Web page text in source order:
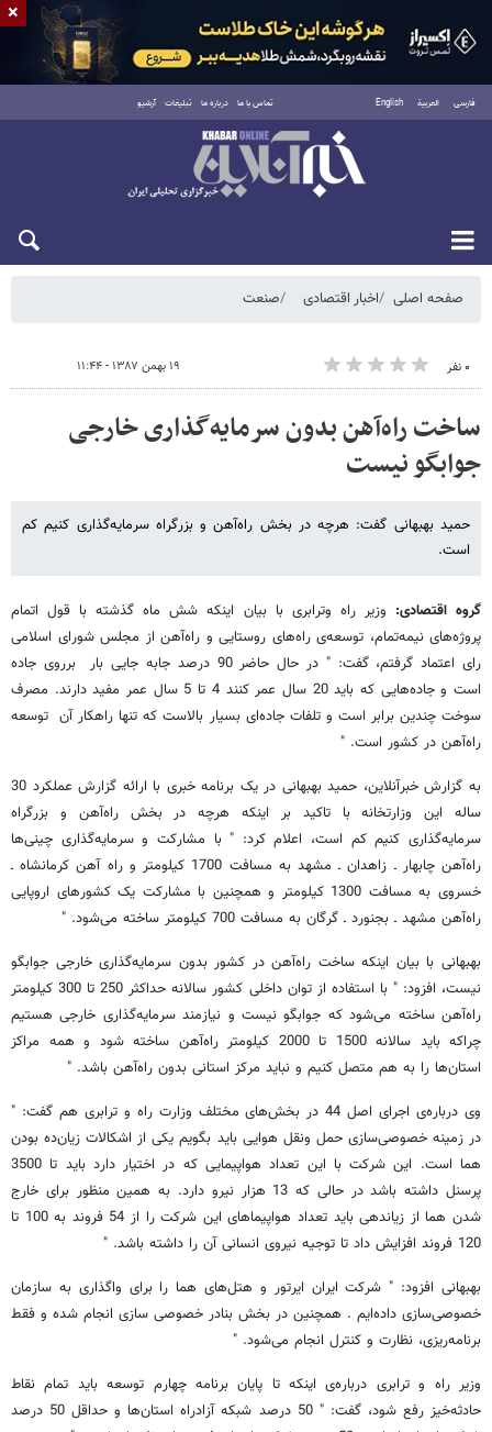
فارسی العربية English تماس با ما درباره ما تبلیغات آرشیو
پنجشنبه ۱۵ مرداد ۱۴۰۵
صفحه اصلی اخبار اقتصادی صنعت
۰ نفر ۱۹ بهمن ۱۳۸۷ - ۱۱:۴۴
ساخت راه‌آهن بدون سرمایه‌گذاری خارجی
جوابگو نیست
حمید بهبهانی گفت: هرچه در بخش راه‌آهن و بزرگراه سرمایه‌گذاری کنیم کم
است.
گروه اقتصادی: وزیر راه وترابری با بیان اینکه شش ماه گذشته با قول اتمام
پروژه‌های نیمه‌تمام،‌ توسعه‌ی راه‌های روستایی و راه‌آهن از مجلس شورای اسلامی
رای اعتماد گرفتم، گفت: " در حال حاضر 90 درصد جابه جایی بار برروی جاده
است و جاده‌هایی که باید 20 سال عمر کنند 4 تا 5 سال عمر مفید دارند. مصرف
سوخت چندین برابر است و تلفات جاده‌ای بسیار بالاست که تنها راهکار آن توسعه‌
راه‌آهن در کشور است. "
به گزارش خبرآنلاین، حمید بهبهانی در یک برنامه خبری با ارائه گزارش عملکرد 30
ساله این وزارتخانه با تاکید بر اینکه هرچه در بخش راه‌آهن و بزرگراه
سرمایه‌گذاری کنیم کم است، اعلام کرد: " با مشارکت و سرمایه‌گذاری چینی‌ها
راه‌آهن چابهار ـ زاهدان ـ مشهد به مسافت 1700 کیلومتر و راه آهن کرمانشاه ـ
خسروی به مسافت 1300 کیلومتر و همچنین با مشارکت یک کشورهای اروپایی
راه‌آهن مشهد ـ بجنورد ـ گرگان به مسافت 700 کیلومتر ساخته می‌شود. "
بهبهانی با بیان اینکه ساخت راه‌آهن در کشور بدون سرمایه‌گذاری خارجی جوابگو
نیست، افزود: " با استفاده از توان داخلی کشور سالانه حداکثر 250 تا 300 کیلومتر
راه‌آهن ساخته می‌شود که جوابگو نیست و نیازمند سرمایه‌گذاری خارجی هستیم
چراکه باید سالانه 1500 تا 2000 کیلومتر راه‌آهن ساخته شود و همه مراکز
استان‌ها را به هم متصل کنیم و نباید مرکز استانی بدون راه‌آهن باشد. "
وی درباره‌ی اجرای اصل 44 در بخش‌های مختلف وزارت راه و ترابری هم گفت: "
در زمینه خصوصی‌سازی حمل ونقل هوایی باید بگویم یکی از اشکالات زیان‌ده بودن
هما است. این شرکت با این تعداد هواپیمایی که در اختیار دارد باید تا 3500
پرسنل داشته باشد در حالی که 13 هزار نیرو دارد. به همین منظور برای خارج
شدن هما از زیاندهی باید تعداد هواپیماهای این شرکت را از 54 فروند به 100 تا
120 فروند افزایش داد تا توجیه نیروی انسانی آن را داشته باشد. "
بهبهانی افزود: " شرکت ایران ایرتور و هتل‌های هما را برای واگذاری به سازمان
خصوصی‌سازی داده‌ایم . همچنین در بخش بنادر خصوصی سازی انجام شده و فقط
برنامه‌ریزی، نظارت و کنترل انجام می‌شود. "
وزیر راه و ترابری درباره‌ی اینکه تا پایان برنامه چهارم توسعه باید تمام نقاط
حادثه‌خیز رفع شود، گفت: " 50 درصد شبکه آزادراه استان‌ها و حداقل 50 درصد
×